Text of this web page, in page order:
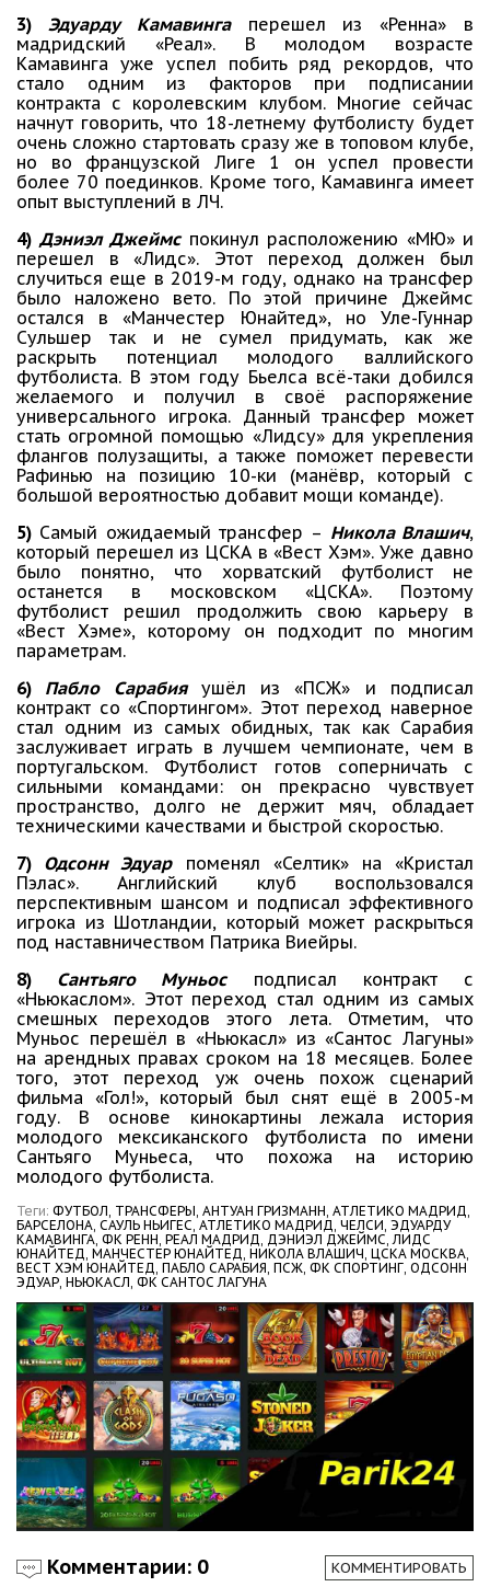
3) Эдуарду Камавингаперешел из «Ренна» в
мадридский «Реал». В молодом возрасте
Камавинга уже успел побить ряд рекордов, что
стало одним из факторов при подписании
контракта с королевским клубом. Многие сейчас
начнут говорить, что 18-летнему футболисту будет
очень сложно стартовать сразу же в топовом клубе,
но во французской Лиге 1 он успел провести
более 70 поединков. Кроме того, Камавинга имеет
опыт выступлений в ЛЧ.
4) Дэниэл Джеймспокинул расположению «МЮ» и
перешел в «Лидс». Этот переход должен был
случиться еще в 2019-м году, однако на трансфер
было наложено вето. По этой причине Джеймс
остался в «Манчестер Юнайтед», но Уле-Гуннар
Сульшер так и не сумел придумать, как же
раскрыть потенциал молодого валлийского
футболиста. В этом году Бьелса всё-таки добился
желаемого и получил в своё распоряжение
универсального игрока. Данный трансфер может
стать огромной помощью «Лидсу» для укрепления
флангов полузащиты, а также поможет перевести
Рафинью на позицию 10-ки (манёвр, который с
большой вероятностью добавит мощи команде).
5) Самый ожидаемый трансфер – Никола Влашич,
который перешел из ЦСКА в «Вест Хэм». Уже давно
было понятно, что хорватский футболист не
останется в московском «ЦСКА». Поэтому
футболист решил продолжить свою карьеру в
«Вест Хэме», которому он подходит по многим
параметрам.
6) Пабло Сарабияушёл из «ПСЖ» и подписал
контракт со «Спортингом». Этот переход наверное
стал одним из самых обидных, так как Сарабия
заслуживает играть в лучшем чемпионате, чем в
португальском. Футболист готов соперничать с
сильными командами: он прекрасно чувствует
пространство, долго не держит мяч, обладает
техническими качествами и быстрой скоростью.
7) Одсонн Эдуарпоменял «Селтик» на «Кристал
Пэлас». Английский клуб воспользовался
перспективным шансом и подписал эффективного
игрока из Шотландии, который может раскрыться
под наставничеством Патрика Виейры.
8) Сантьяго Муньос
подписал контракт с
«Ньюкаслом». Этот переход стал одним из самых
смешных переходов этого лета. Отметим, что
Муньос перешёл в «Ньюкасл» из «Сантос Лагуны»
на арендных правах сроком на 18 месяцев. Более
того, этот переход уж очень похож сценарий
фильма «Гол!», который был снят ещё в 2005-м
году. В основе кинокартины лежала история
молодого мексиканского футболиста по имени
Сантьяго Муньеса, что похожа на историю
молодого футболиста.
Теги: ФУТБОЛ, ТРАНСФЕРЫ, АНТУАН ГРИЗМАНН, АТЛЕТИКО МАДРИД,
БАРСЕЛОНА, САУЛЬ НЬИГЕС, АТЛЕТИКО МАДРИД, ЧЕЛСИ, ЭДУАРДУ
КАМАВИНГА, ФК РЕНН, РЕАЛ МАДРИД, ДЭНИЭЛ ДЖЕЙМС, ЛИДС
ЮНАЙТЕД, МАНЧЕСТЕР ЮНАЙТЕД, НИКОЛА ВЛАШИЧ, ЦСКА МОСКВА,
ВЕСТ ХЭМ ЮНАЙТЕД, ПАБЛО САРАБИЯ, ПСЖ, ФК СПОРТИНГ, ОДСОНН
ЭДУАР, НЬЮКАСЛ, ФК САНТОС ЛАГУНА
Комментарии: 0 КОММЕНТИРОВАТЬ